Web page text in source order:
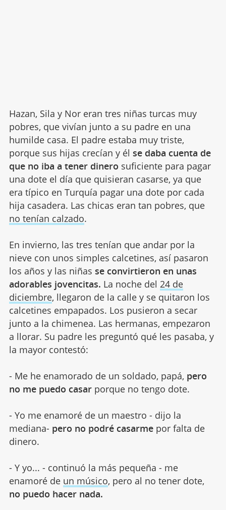
Hazan, Sila y Nor eran tres niñas turcas muy
pobres, que vivían junto a su padre en una
humilde casa. El padre estaba muy triste,
porque sus hijas crecían y él se daba cuenta de
que no iba a tener dinero suficiente para pagar
una dote el día que quisieran casarse, ya que
era típico en Turquía pagar una dote por cada
hija casadera. Las chicas eran tan pobres, que
no tenían calzado.
En invierno, las tres tenían que andar por la
nieve con unos simples calcetines, así pasaron
los años y las niñas se convirtieron en unas
adorables jovencitas. La noche del 24 de
diciembre, llegaron de la calle y se quitaron los
calcetines empapados. Los pusieron a secar
junto a la chimenea. Las hermanas, empezaron
a llorar. Su padre les preguntó qué les pasaba, y
la mayor contestó:
- Me he enamorado de un soldado, papá, pero
no me puedo casarporque no tengo dote.
- Yo me enamoré de un maestro - dijo la
mediana- pero no podré casarmepor falta de
dinero.
- Y yo... - continuó la más pequeña - me
enamoré de un músico, pero al no tener dote,
no puedo hacer nada.